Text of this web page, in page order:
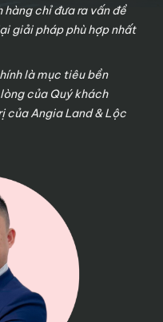
chỉ đưa ra vấn đề
giải pháp phù hợp nhất
là mục tiêu bền
của Quý khách
của Angia Land & Lộc